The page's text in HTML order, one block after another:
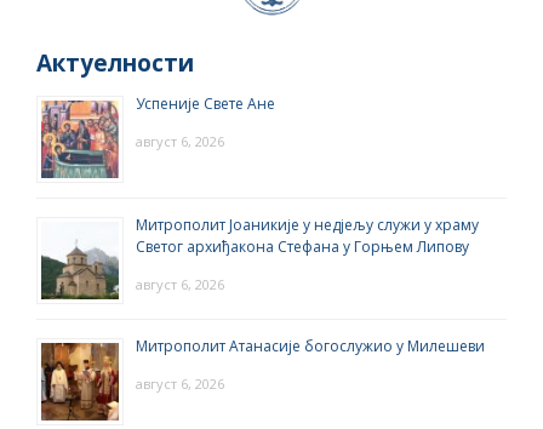
Актуелности
Успеније Свете Ане
август 6, 2026
Митрополит Јоаникије у недјељу служи у храму
Светог архиђакона Стефана у Горњем Липову
август 6, 2026
Митрополит Атанасије богослужио у Милешеви
август 6, 2026